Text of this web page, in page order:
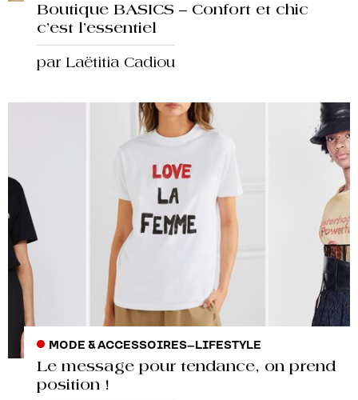
Boutique BASICS – Confort et chic
c’est l’essentiel
par Laëtitia Cadiou
MODE & ACCESSOIRES– LIFESTYLE
Le message pour tendance, on prend
position !